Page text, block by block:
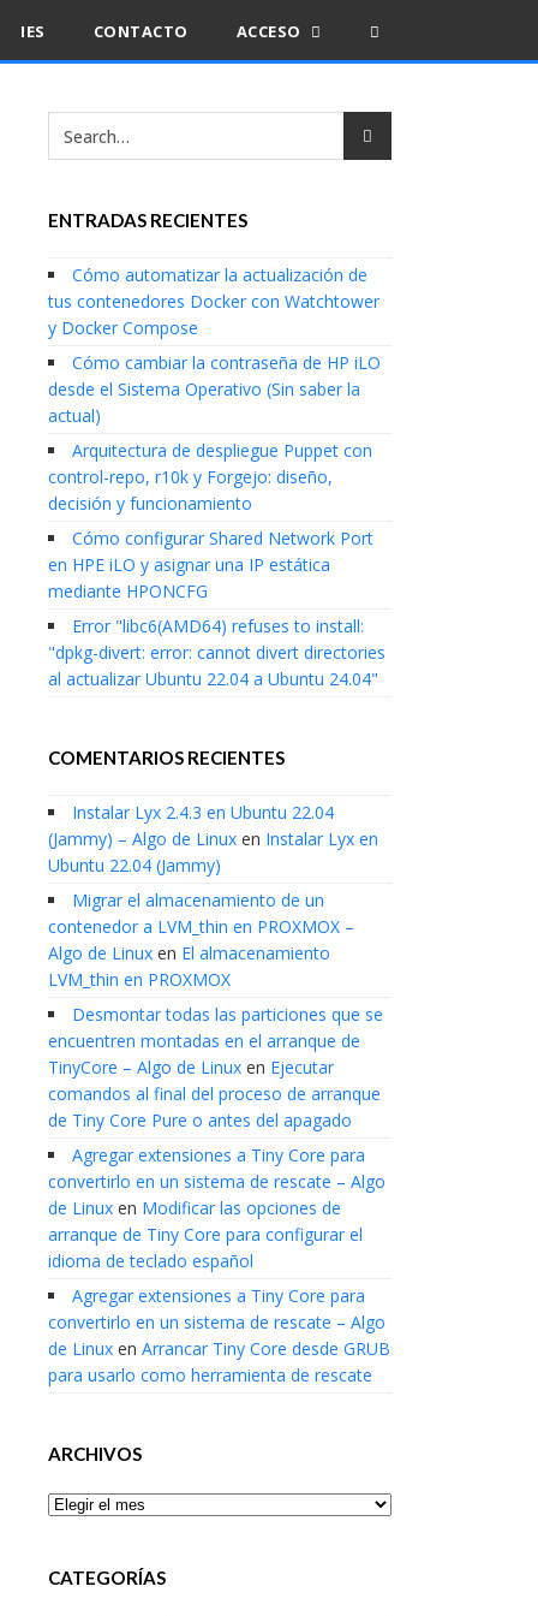
IES CONTACTO ACCESO
ENTRADAS RECIENTES
Cómo automatizar la actualización de
tus contenedores Docker con Watchtower
y Docker Compose
Cómo cambiar la contraseña de HP iLO
desde el Sistema Operativo (Sin saber la
actual)
Arquitectura de despliegue Puppet con
control-repo, r10k y Forgejo: diseño,
decisión y funcionamiento
Cómo configurar Shared Network Port
en HPE iLO y asignar una IP estática
mediante HPONCFG
Error "libc6(AMD64) refuses to install:
"dpkg-divert: error: cannot divert directories
al actualizar Ubuntu 22.04 a Ubuntu 24.04"
COMENTARIOS RECIENTES
Instalar Lyx 2.4.3 en Ubuntu 22.04
(Jammy) – Algo de Linux en Instalar Lyx en
Ubuntu 22.04 (Jammy)
Migrar el almacenamiento de un
contenedor a LVM_thin en PROXMOX –
Algo de Linux en El almacenamiento
LVM_thin en PROXMOX
Desmontar todas las particiones que se
encuentren montadas en el arranque de
TinyCore – Algo de Linux en Ejecutar
comandos al final del proceso de arranque
de Tiny Core Pure o antes del apagado
Agregar extensiones a Tiny Core para
convertirlo en un sistema de rescate – Algo
de Linux en Modificar las opciones de
arranque de Tiny Core para configurar el
idioma de teclado español
Agregar extensiones a Tiny Core para
convertirlo en un sistema de rescate – Algo
de Linux en Arrancar Tiny Core desde GRUB
para usarlo como herramienta de rescate
ARCHIVOS
Archivos
CATEGORÍAS